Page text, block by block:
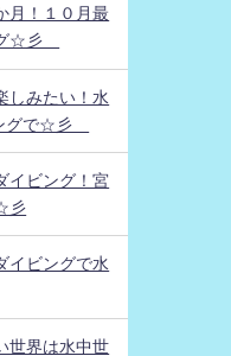
月！１０月最
グ☆彡
しみたい！水
グで☆彡
イビング！宮
彡
イビングで水
世界は水中世